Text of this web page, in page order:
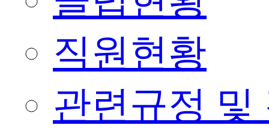
직원현황
관련규정 및